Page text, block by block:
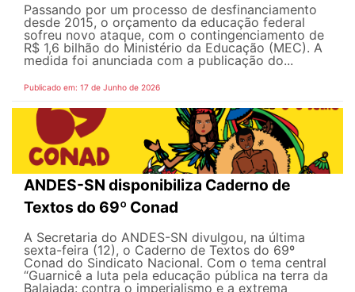
Passando por um processo de desfinanciamento
desde 2015, o orçamento da educação federal
sofreu novo ataque, com o contingenciamento de
R$ 1,6 bilhão do Ministério da Educação (MEC). A
medida foi anunciada com a publicação do...
Publicado em: 17 de Junho de 2026
ANDES-SN disponibiliza Caderno de
Textos do 69º Conad
A Secretaria do ANDES-SN divulgou, na última
sexta-feira (12), o Caderno de Textos do 69º
Conad do Sindicato Nacional. Com o tema central
“Guarnicê a luta pela educação pública na terra da
Balaiada: contra o imperialismo e a extrema